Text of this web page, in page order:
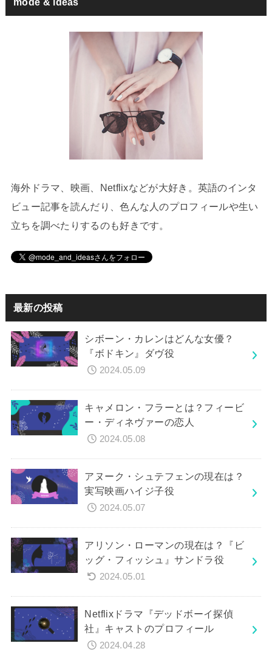
海外ドラマ、映画、Netflixなどが大好き。英語のインタ
ビュー記事を読んだり、色んな人のプロフィールや生い
立ちを調べたりするのも好きです。
最新の投稿
シボーン・カレンはどんな女優？
『ボドキン』ダヴ役
2024.05.09
キャメロン・フラーとは？フィービ
ー・ディネヴァーの恋人
2024.05.08
アヌーク・シュテフェンの現在は？
実写映画ハイジ子役
2024.05.07
アリソン・ローマンの現在は？『ビ
ッグ・フィッシュ』サンドラ役
2024.05.01
Netflixドラマ『デッドボーイ探偵
社』キャストのプロフィール
2024.04.28